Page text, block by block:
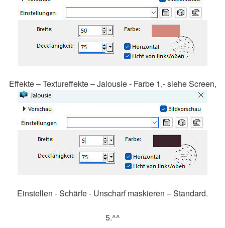
Effekte – Textureffekte – Jalousie - Farbe 1,- siehe Screen,
Einstellen - Schärfe - Unscharf maskieren – Standard.
5.^^